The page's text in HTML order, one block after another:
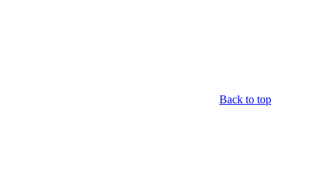
Back to top